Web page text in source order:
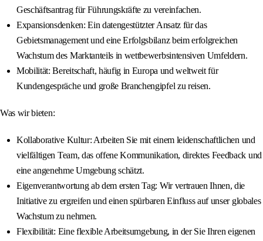
Geschäftsantrag für Führungskräfte zu vereinfachen.
Expansionsdenken: Ein datengestützter Ansatz für das
Gebietsmanagement und eine Erfolgsbilanz beim erfolgreichen
Wachstum des Marktanteils in wettbewerbsintensiven Umfeldern.
Mobilität: Bereitschaft, häufig in Europa und weltweit für
Kundengespräche und große Branchengipfel zu reisen.
Was wir bieten:
Kollaborative Kultur: Arbeiten Sie mit einem leidenschaftlichen und
vielfältigen Team, das offene Kommunikation, direktes Feedback und
eine angenehme Umgebung schätzt.
Eigenverantwortung ab dem ersten Tag: Wir vertrauen Ihnen, die
Initiative zu ergreifen und einen spürbaren Einfluss auf unser globales
Wachstum zu nehmen.
Flexibilität: Eine flexible Arbeitsumgebung, in der Sie Ihren eigenen